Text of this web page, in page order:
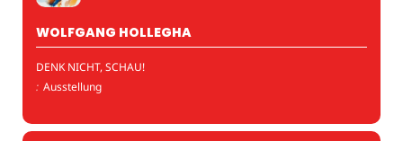
WOLFGANG HOLLEGHA
DENK NICHT, SCHAU!
: Ausstellung